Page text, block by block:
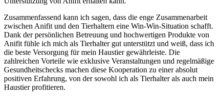
Zusammenfassend​ kann​ ich sagen, dass die enge Zusammenarbeit
zwischen​ Anifit und‍ den Tierhaltern eine Win-Win-Situation schafft.
‍Dank‌ der persönlichen Betreuung und hochwertigen‌ Produkte ​von‌
Anifit fühle ich mich als Tierhalter gut unterstützt ‌und weiß, dass ich
die ‍beste⁣ Versorgung für ‌mein ⁤Haustier gewährleiste. Die⁣
zahlreichen Vorteile wie exklusive⁤ Veranstaltungen und regelmäßige
Gesundheitschecks machen‌ diese⁤ Kooperation zu einer absolut
positiven Erfahrung, von der ⁢sowohl‌ ich als Tierhalter als auch mein⁢
Haustier profitieren.